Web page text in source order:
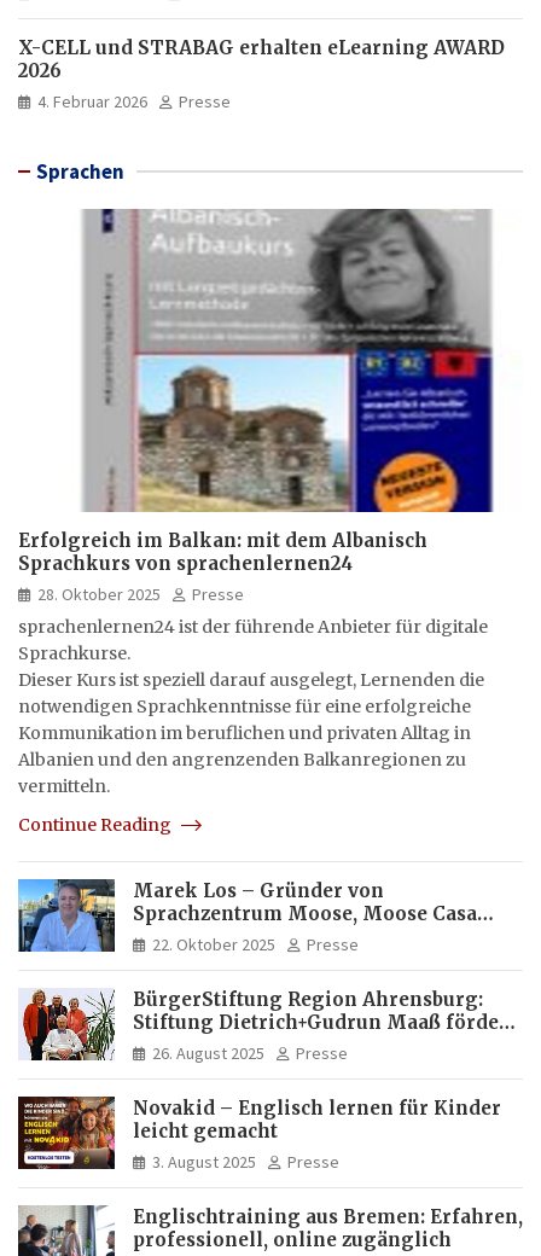
X-CELL und STRABAG erhalten eLearning AWARD
2026
4. Februar 2026 Presse
Sprachen
Erfolgreich im Balkan: mit dem Albanisch
Sprachkurs von sprachenlernen24
28. Oktober 2025
Presse
sprachenlernen24 ist der führende Anbieter für digitale
Sprachkurse.
Dieser Kurs ist speziell darauf ausgelegt, Lernenden die
notwendigen Sprachkenntnisse für eine erfolgreiche
Kommunikation im beruflichen und privaten Alltag in
Albanien und den angrenzenden Balkanregionen zu
vermitteln.
Continue Reading
Marek Los – Gründer von
Sprachzentrum Moose, Moose Casa
Italia und Apartamento Brasil |
Internationaler Experte für Bildung
22. Oktober 2025 Presse
BürgerStiftung Region Ahrensburg:
Stiftung Dietrich+Gudrun Maaß fördert
Deutschkenntnisse von Frauen
26. August 2025 Presse
Novakid – Englisch lernen für Kinder
leicht gemacht
3. August 2025 Presse
Englischtraining aus Bremen: Erfahren,
professionell, online zugänglich